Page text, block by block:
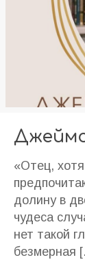
«Отец,
долину в
чудеса
нет такой
безмерная